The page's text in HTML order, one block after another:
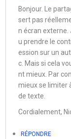
Bonjour. Le
sert pas
n écran externe.
u prendre le
ession sur un
c. Mais si cela
nt mieux. Par
mieux se limiter
de texte.
Cordialement,
RÉPONDRE